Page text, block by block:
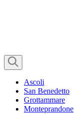
Ascoli
San Benedetto
Grottammare
Monteprandone